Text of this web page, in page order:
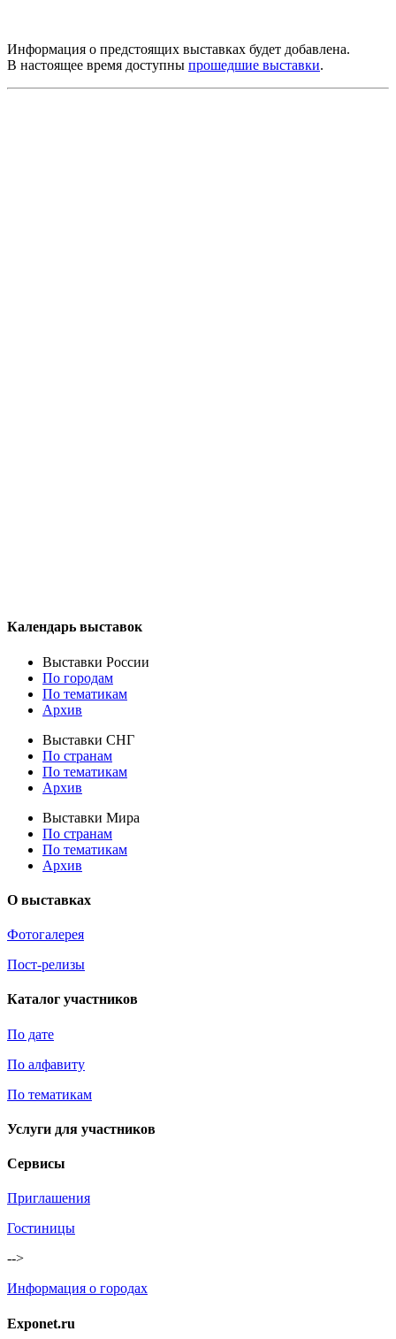
Информация о предстоящих выставках будет добавлена.
В настоящее время доступны прошедшие выставки.
Календарь выставок
Выставки России
По городам
По тематикам
Архив
Выставки СНГ
По странам
По тематикам
Архив
Выставки Мира
По странам
По тематикам
Архив
О выставках
Фотогалерея
Пост-релизы
Каталог участников
По дате
По алфавиту
По тематикам
Услуги для участников
Сервисы
Приглашения
Гостиницы
-->
Информация о городах
Exponet.ru